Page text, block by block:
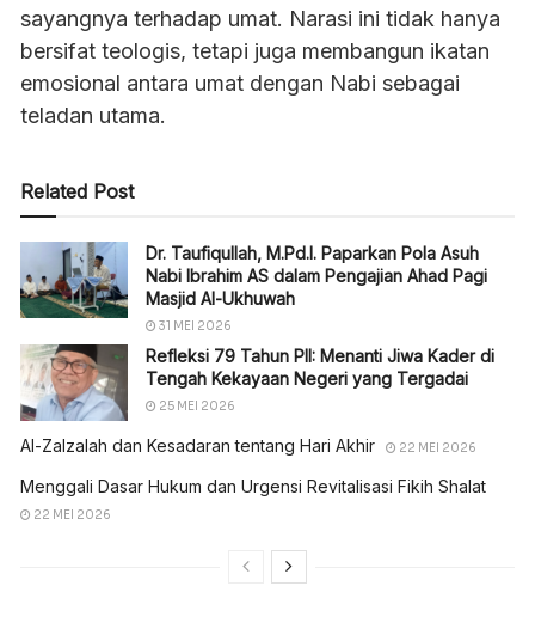
sayangnya terhadap umat. Narasi ini tidak hanya
bersifat teologis, tetapi juga membangun ikatan
emosional antara umat dengan Nabi sebagai
teladan utama.
Related Post
Dr. Taufiqullah, M.Pd.I. Paparkan Pola Asuh
Nabi Ibrahim AS dalam Pengajian Ahad Pagi
Masjid Al-Ukhuwah
31 MEI 2026
Refleksi 79 Tahun PII: Menanti Jiwa Kader di
Tengah Kekayaan Negeri yang Tergadai
25 MEI 2026
Al-Zalzalah dan Kesadaran tentang Hari Akhir 22 MEI 2026
Menggali Dasar Hukum dan Urgensi Revitalisasi Fikih Shalat
22 MEI 2026